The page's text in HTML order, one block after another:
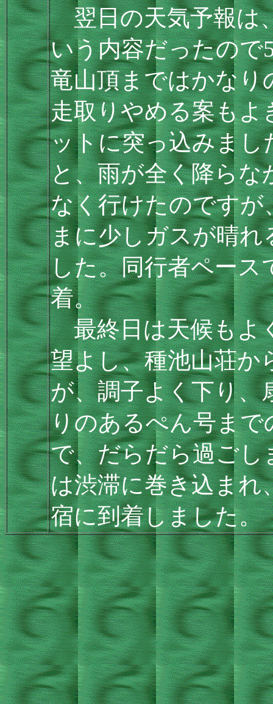
翌日の天気予報は
いう内容だったので
竜山頂まではかなり
走取りやめる案もよ
ットに突っ込みまし
と、雨が全く降らな
なく行けたのですが
まに少しガスが晴
した。同行者ペース
着。
最終日は天候もよ
望よし、種池山荘か
が、調子よく下り、
りのあるぺん号ま
で、だらだら過ごし
は渋滞に巻き込まれ
宿に到着しました。